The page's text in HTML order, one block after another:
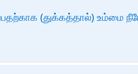
(துக்கத்தால்) உம்மை